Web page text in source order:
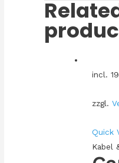
incl.
zzgl.
Quick
Kabel